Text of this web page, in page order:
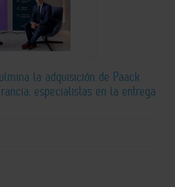
la adquisición de Paack
especialistas en la entrega